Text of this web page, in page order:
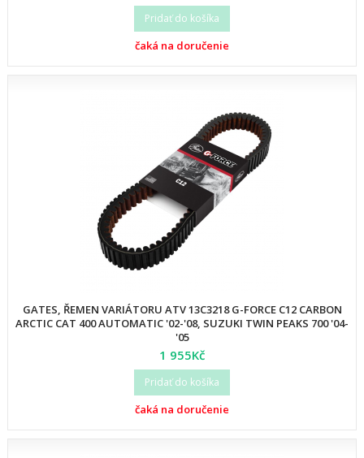
Pridať do košíka
čaká na doručenie
GATES, ŘEMEN VARIÁTORU ATV 13C3218 G-FORCE C12 CARBON
ARCTIC CAT 400 AUTOMATIC '02-'08, SUZUKI TWIN PEAKS 700 '04-
'05
1 955Kč
Pridať do košíka
čaká na doručenie